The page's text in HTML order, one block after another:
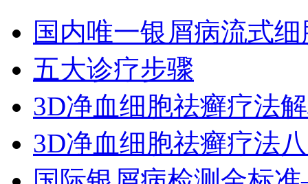
国内唯一银屑病流式
五大诊疗步骤
3D净血细胞祛癣疗法
3D净血细胞祛癣疗法